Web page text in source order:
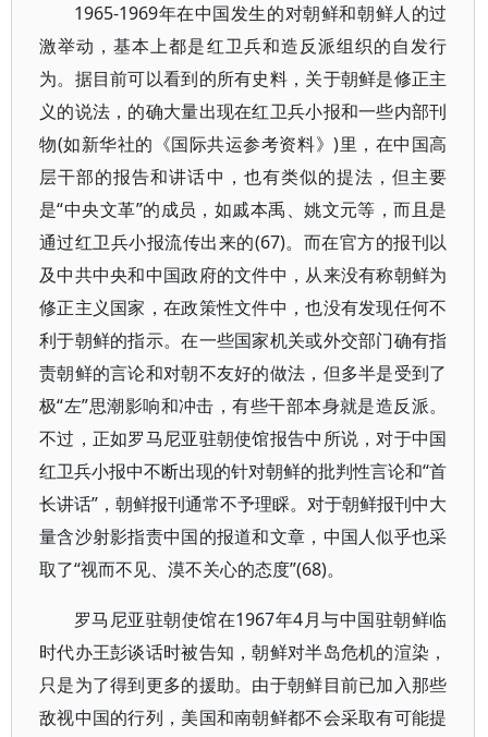
1965-1969年在中国发生的对朝鲜和朝鲜人的过
激举动，基本上都是红卫兵和造反派组织的自发行
为。据目前可以看到的所有史料，关于朝鲜是修正主
义的说法，的确大量出现在红卫兵小报和一些内部刊
物(如新华社的《国际共运参考资料》)里，在中国高
层干部的报告和讲话中，也有类似的提法，但主要
是“中央文革”的成员，如戚本禹、姚文元等，而且是
通过红卫兵小报流传出来的(67)。而在官方的报刊以
及中共中央和中国政府的文件中，从来没有称朝鲜为
修正主义国家，在政策性文件中，也没有发现任何不
利于朝鲜的指示。在一些国家机关或外交部门确有指
责朝鲜的言论和对朝不友好的做法，但多半是受到了
极“左”思潮影响和冲击，有些干部本身就是造反派。
不过，正如罗马尼亚驻朝使馆报告中所说，对于中国
红卫兵小报中不断出现的针对朝鲜的批判性言论和“首
长讲话”，朝鲜报刊通常不予理睬。对于朝鲜报刊中大
量含沙射影指责中国的报道和文章，中国人似乎也采
取了“视而不见、漠不关心的态度”(68)。
罗马尼亚驻朝使馆在1967年4月与中国驻朝鲜临
时代办王彭谈话时被告知，朝鲜对半岛危机的渲染，
只是为了得到更多的援助。由于朝鲜目前已加入那些
敌视中国的行列，美国和南朝鲜都不会采取有可能提